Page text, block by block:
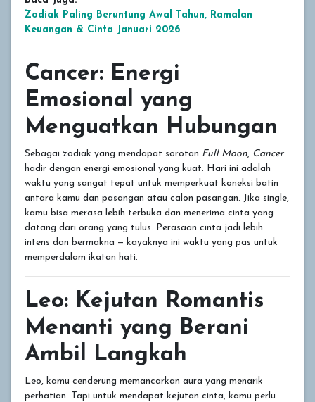
Zodiak Paling Beruntung Awal Tahun, Ramalan
Keuangan & Cinta Januari 2026
Cancer: Energi
Emosional yang
Menguatkan Hubungan
Sebagai zodiak yang mendapat sorotan Full Moon, Cancer
hadir dengan energi emosional yang kuat. Hari ini adalah
waktu yang sangat tepat untuk memperkuat koneksi batin
antara kamu dan pasangan atau calon pasangan. Jika single,
kamu bisa merasa lebih terbuka dan menerima cinta yang
datang dari orang yang tulus. Perasaan cinta jadi lebih
intens dan bermakna — kayaknya ini waktu yang pas untuk
memperdalam ikatan hati.
Leo: Kejutan Romantis
Menanti yang Berani
Ambil Langkah
Leo, kamu cenderung memancarkan aura yang menarik
perhatian. Tapi untuk mendapat kejutan cinta, kamu perlu